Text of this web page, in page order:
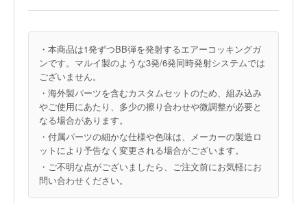
・本商品は1発ずつBB弾を発射するエアーコッキングガ
ンです。マルイ製のような3発/6発同時発射システムでは
ございません。
・海外製パーツを含むカスタムセットのため、組み込み
やご使用にあたり、多少の擦り合わせや微調整が必要と
なる場合があります。
・付属パーツの細かな仕様や色味は、メーカーの製造ロ
ットにより予告なく変更される場合がございます。
・ご不明な点がございましたら、ご注文前にお気軽にお
問い合わせください。